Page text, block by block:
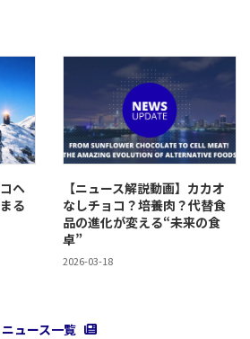
ヘ
る
【ニュース解説動画】カカオ
なしチョコ？培養肉？代替食
品の進化が変える“未来の食
卓”
2026-03-18
ニュース一覧